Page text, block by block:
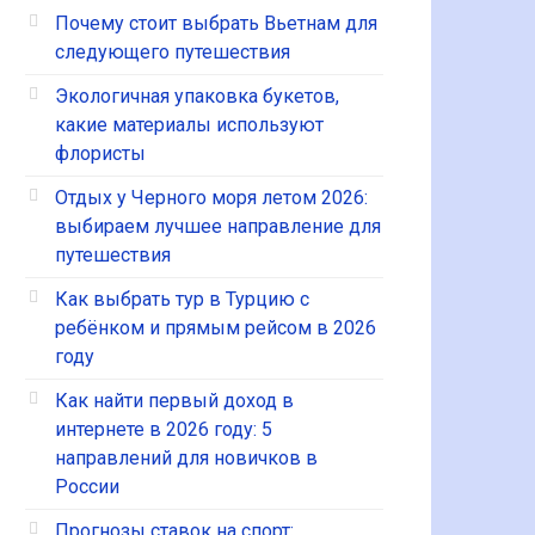
Почему стоит выбрать Вьетнам для
следующего путешествия
Экологичная упаковка букетов,
какие материалы используют
флористы
Отдых у Черного моря летом 2026:
выбираем лучшее направление для
путешествия
Как выбрать тур в Турцию с
ребёнком и прямым рейсом в 2026
году
Как найти первый доход в
интернете в 2026 году: 5
направлений для новичков в
России